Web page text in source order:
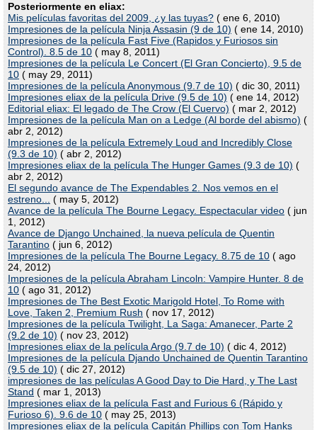
Posteriormente en eliax:
Mis películas favoritas del 2009, ¿y las tuyas? ( ene 6, 2010)
Impresiones de la película Ninja Assasin (9 de 10) ( ene 14, 2010)
Impresiones de la película Fast Five (Rapidos y Furiosos sin
Control). 8.5 de 10 ( may 8, 2011)
Impresiones de la película Le Concert (El Gran Concierto), 9.5 de
10 ( may 29, 2011)
Impresiones de la película Anonymous (9.7 de 10) ( dic 30, 2011)
Impresiones eliax de la película Drive (9.5 de 10) ( ene 14, 2012)
Editorial eliax: El legado de The Crow (El Cuervo) ( mar 2, 2012)
Impresiones de la película Man on a Ledge (Al borde del abismo) (
abr 2, 2012)
Impresiones de la película Extremely Loud and Incredibly Close
(9.3 de 10) ( abr 2, 2012)
Impresiones eliax de la película The Hunger Games (9.3 de 10) (
abr 2, 2012)
El segundo avance de The Expendables 2. Nos vemos en el
estreno...
( may 5, 2012)
Avance de la película The Bourne Legacy. Espectacular video ( jun
1, 2012)
Avance de Django Unchained, la nueva película de Quentin
Tarantino ( jun 6, 2012)
Impresiones de la película The Bourne Legacy. 8.75 de 10 ( ago
24, 2012)
Impresiones de la película Abraham Lincoln: Vampire Hunter. 8 de
10 ( ago 31, 2012)
Impresiones de The Best Exotic Marigold Hotel, To Rome with
Love, Taken 2, Premium Rush ( nov 17, 2012)
Impresiones de la película Twilight, La Saga: Amanecer, Parte 2
(9.2 de 10) ( nov 23, 2012)
Impresiones eliax de la película Argo (9.7 de 10) ( dic 4, 2012)
Impresiones de la película Djando Unchained de Quentin Tarantino
(9.5 de 10) ( dic 27, 2012)
impresiones de las películas A Good Day to Die Hard, y The Last
Stand ( mar 1, 2013)
Impresiones eliax de la película Fast and Furious 6 (Rápido y
Furioso 6). 9.6 de 10 ( may 25, 2013)
Impresiones eliax de la película Capitán Phillips con Tom Hanks